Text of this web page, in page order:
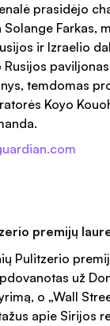
prasidėjo
Farkas,
ir Izraelio
temdomas
Koyo
premijų
Pulitzerio
už
o „Wall
apie Sirijos